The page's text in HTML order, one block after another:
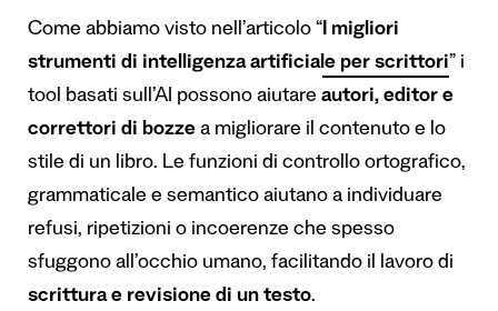
Come abbiamo visto nell’articolo “I migliori
strumenti di intelligenza artificiale per scrittori” i
tool basati sull’AI possono aiutare autori, editor e
correttori di bozze a migliorare il contenuto e lo
stile di un libro. Le funzioni di controllo ortografico,
grammaticale e semantico aiutano a individuare
refusi, ripetizioni o incoerenze che spesso
sfuggono all’occhio umano, facilitando il lavoro di
scrittura e revisione di un testo.